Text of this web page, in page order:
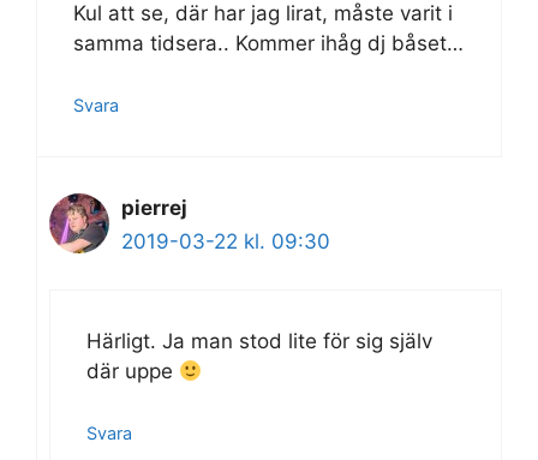
Kul att se, där har jag lirat, måste varit i
samma tidsera.. Kommer ihåg dj båset…
Svara
pierrej
2019-03-22 kl. 09:30
Härligt. Ja man stod lite för sig själv
där uppe
Svara